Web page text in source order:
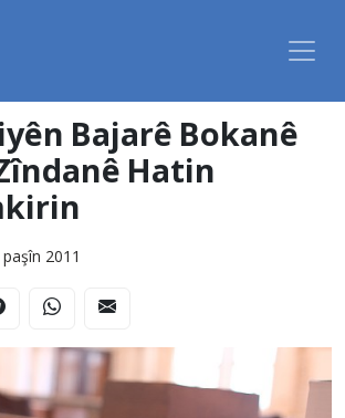
Bajarê Bokanê
Hatin
2011